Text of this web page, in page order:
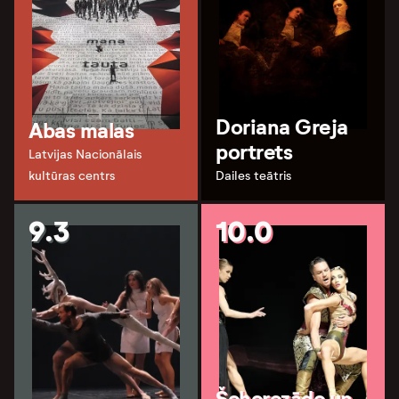
Abas malas
Latvijas Nacionālais
kultūras centrs
Doriana Greja
portrets
Dailes teātris
9.3 10.0